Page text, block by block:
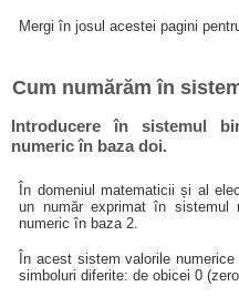
Mergi în josul acestei pagini
Cum numărăm în
Introducere în sistemul
numeric în baza doi.
În domeniul matematicii și al
un număr exprimat în sistemul
numeric în baza 2.
În acest sistem valorile
simboluri diferite: de obicei 0